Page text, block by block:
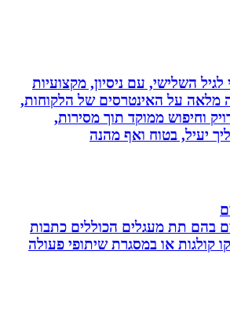
השלישי, עם ניסיון, מקצועיות
על האינטרסים של הלקוחות,
ממוקד תוך מסירות,
בטוח ואף מהנה
תת מעגלים הכוללים כתבות
או במסגרת שיתופי פעולה